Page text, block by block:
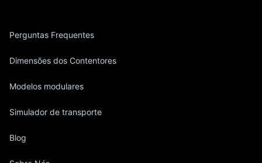
Perguntas Frequentes
Dimensões dos Contentores
Modelos modulares
Simulador de transporte
Blog